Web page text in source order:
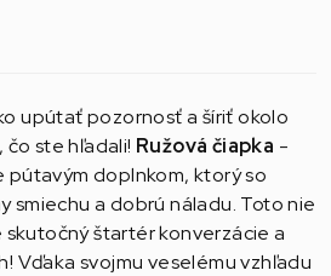
upútať pozornosť a šíriť okolo
čo ste hľadali! Ružová čiapka -
pútavým doplnkom, ktorý so
smiechu a dobrú náladu. Toto nie
skutočný štartér konverzácie a
Vďaka svojmu veselému vzhľadu